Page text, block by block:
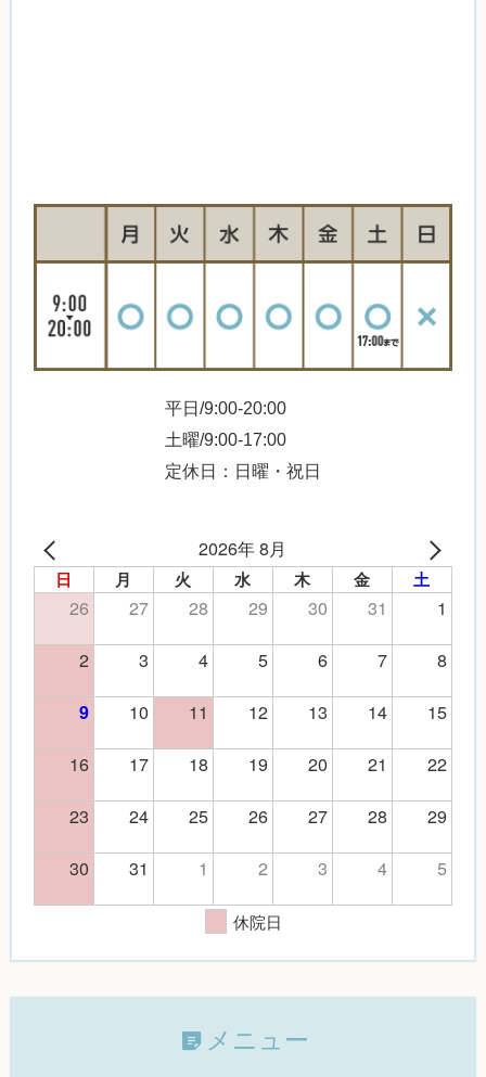
平日/9:00-20:00
土曜/9:00-17:00
定休日：日曜・祝日
2026年 8月
日 月 火 水 木 金 土
26 27 28 29 30 31
1
2
3 4 5 6 7 8
9 10 11 12 13 14
15
16
17 18 19 20 21
22
23
24 25 26 27 28
29
30
31 1 2 3 4 5
休院日
メニュー